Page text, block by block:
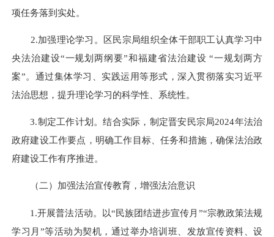
项任务落到实处。
2.加强理论学习。区民宗局组织全体干部职工认真学习中
央法治建设“一规划两纲要”和福建省法治建设 “一规划两方
案”。通过集体学习、实践运用等形式，深入贯彻落实习近平
法治思想，提升理论学习的科学性、系统性。
3.制定工作计划。结合实际，制定晋安民宗局2024年法治
政府建设工作要点，明确工作目标、任务和措施，确保法治政
府建设工作有序推进。
（二）加强法治宣传教育，增强法治意识
1.开展普法活动。以“民族团结进步宣传月”“宗教政策法规
学习月”等活动为契机，通过举办培训班、发放宣传资料、设